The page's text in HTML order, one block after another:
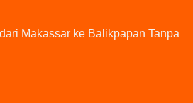
Makassar ke Balikpapan Tanpa